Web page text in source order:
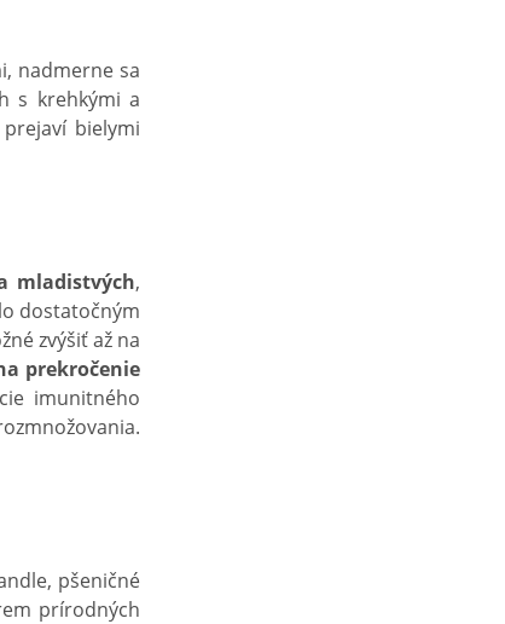
nadmerne sa
s krehkými a
bielymi
mladistvých,
dostatočným
zvýšiť až na
prekročenie
imunitného
pšeničné
prírodných